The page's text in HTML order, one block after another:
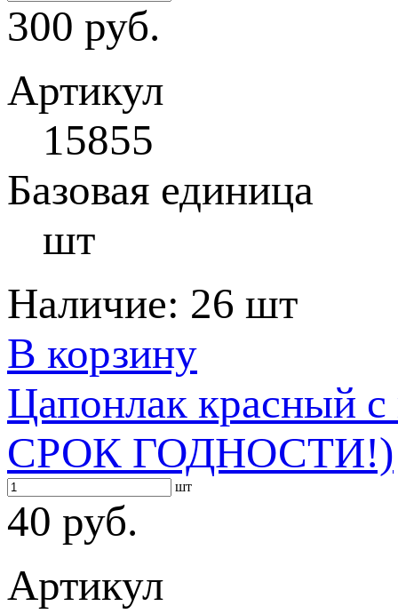
300 руб.
Артикул
15855
Базовая единица
шт
Наличие: 26 шт
В корзину
Цапонлак
СРОК ГОДНОСТИ!)
шт
40 руб.
Артикул